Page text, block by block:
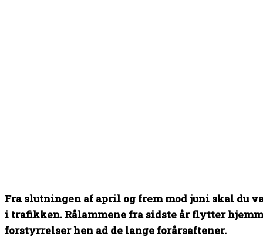
Fra slutningen af april og frem mod juni skal du
i trafikken. Rålammene fra sidste år flytter
forstyrrelser hen ad de lange forårsaftener.